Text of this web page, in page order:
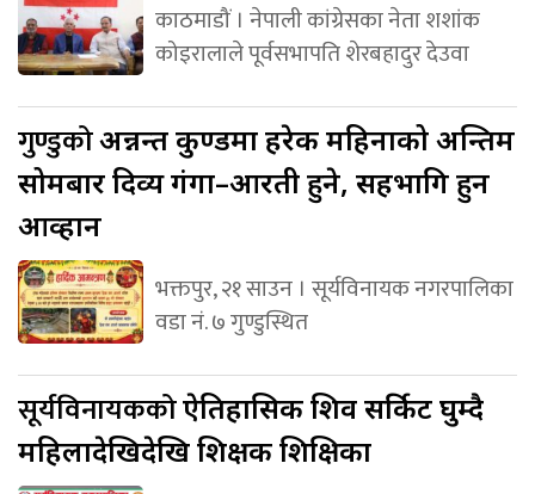
काठमाडौं । नेपाली कांग्रेसका नेता शशांक
कोइरालाले पूर्वसभापति शेरबहादुर देउवा
गुण्डुकोअन्नन्त कुण्डमा हरेक महिनाको अन्तिम
सोमबार दिव्य गंगा–आरती हुने, सहभागि हुन
आव्हान
भक्तपुर, २१ साउन । सूर्यविनायक नगरपालिका
वडा नं. ७ गुण्डुस्थित
सूर्यविनायककोऐतिहासिक शिव सर्किट घुम्दै
महिलादेखिदेखि शिक्षक शिक्षिका